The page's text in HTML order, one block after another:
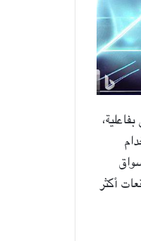
أكثر